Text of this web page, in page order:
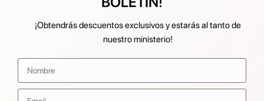
¡Obtendrás descuentos exclusivos y estarás al tanto de
nuestro ministerio!